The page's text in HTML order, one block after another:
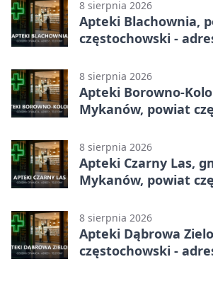
8 sierpnia 2026
Apteki Blachownia,
częstochowski -
8 sierpnia 2026
Apteki Borowno-
Mykanów, powiat
8 sierpnia 2026
Apteki Czarny Las,
Mykanów, powiat
8 sierpnia 2026
Apteki Dąbrowa
częstochowski -